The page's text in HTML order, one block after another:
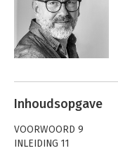
Inhoudsopgave
VOORWOORD 9
INLEIDING 11